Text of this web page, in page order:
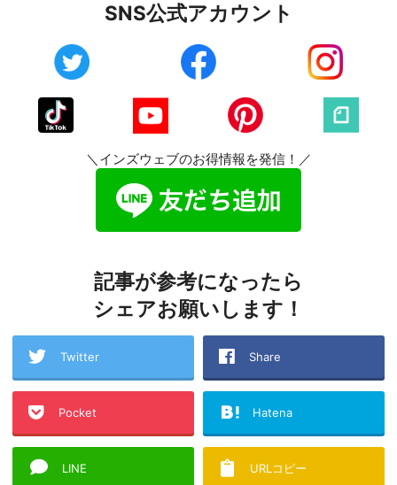
SNS公式アカウント
＼インズウェブのお得情報を発信！／
記事が参考になったら
シェアお願いします！
Twitter Share
Pocket Hatena
LINE URLコピー